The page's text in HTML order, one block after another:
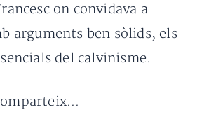
on convidava a
arguments ben sòlids, els
del calvinisme.